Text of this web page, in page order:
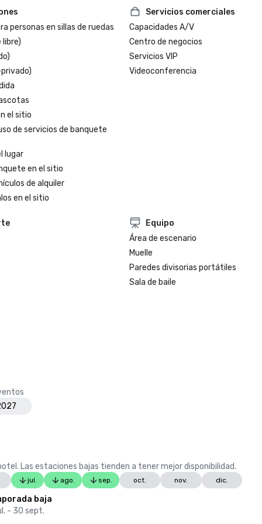
personas en sillas de ruedas
libre)
el sitio
de servicios de banquete
lugar
en el sitio
de alquiler
en el sitio
Servicios comerciales
Capacidades A/V
Centro de negocios
Servicios VIP
Videoconferencia
Equipo
Área de escenario
Muelle
Paredes divisorias portátiles
Sala de baile
Las estaciones bajas tienden a tener mejor disponibilidad.
jul. ago. sep. oct. nov. dic.
baja
- 30 sept.